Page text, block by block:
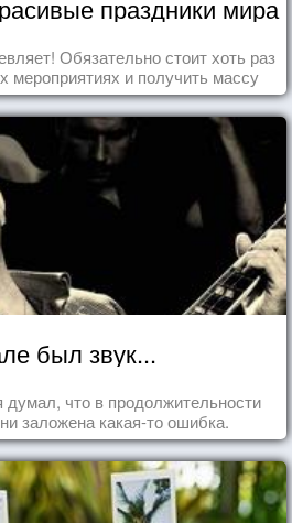
праздники мира
Обязательно стоит хоть раз
мероприятиях и получить массу
был звук...
что в продолжительности
заложена какая-то ошибка.